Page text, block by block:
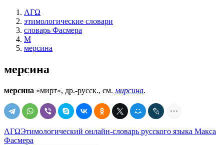
ΛΓΩ
этимологические словари
словарь Фасмера
М
мерсина
мерсина
мерсина «мирт», др.-русск., см. мирсина.
ΛΓΩЭтимологический онлайн-словарь русского языка Макса
Фасмера